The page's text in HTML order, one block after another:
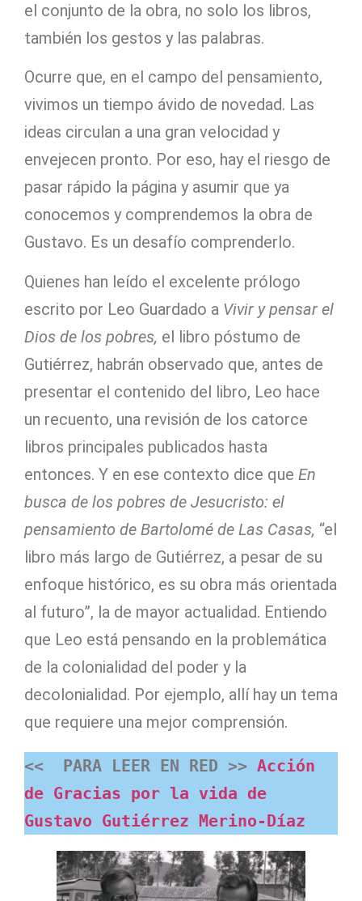
el conjunto de la obra, no solo los libros,
también los gestos y las palabras.
Ocurre que, en el campo del pensamiento,
vivimos un tiempo ávido de novedad. Las
ideas circulan a una gran velocidad y
envejecen pronto. Por eso, hay el riesgo de
pasar rápido la página y asumir que ya
conocemos y comprendemos la obra de
Gustavo. Es un desafío comprenderlo.
Quienes han leído el excelente prólogo
escrito por Leo Guardado a Vivir y pensar el
Dios de los pobres, el libro póstumo de
Gutiérrez, habrán observado que, antes de
presentar el contenido del libro, Leo hace
un recuento, una revisión de los catorce
libros principales publicados hasta
entonces. Y en ese contexto dice que En
busca de los pobres de Jesucristo: el
pensamiento de Bartolomé de Las Casas, “el
libro más largo de Gutiérrez, a pesar de su
enfoque histórico, es su obra más orientada
al futuro”, la de mayor actualidad. Entiendo
que Leo está pensando en la problemática
de la colonialidad del poder y la
decolonialidad. Por ejemplo, allí hay un tema
que requiere una mejor comprensión.
<<  PARA LEER EN RED >> Acción
de Gracias por la vida de
Gustavo Gutiérrez Merino-Díaz